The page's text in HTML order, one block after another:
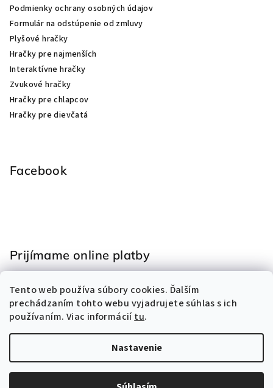
Tento web používa súbory cookies. Ďalším
prechádzaním tohto webu vyjadrujete súhlas s ich
používaním. Viac informáciítu.
Nastavenie
Podmienky ochrany osobných údajov
Formulár na odstúpenie od zmluvy
Plyšové hračky
Hračky pre najmenších
Interaktívne hračky
Zvukové hračky
Hračky pre chlapcov
Hračky pre dievčatá
Facebook
Prijímame online platby
Vytvoril Shoptet